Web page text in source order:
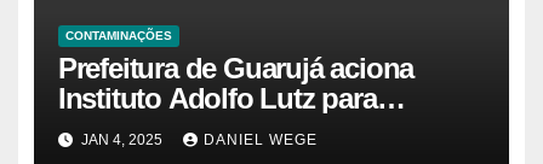
CONTAMINAÇÕES
Prefeitura de Guarujá aciona
Instituto Adolfo Lutz para
identificar causas da virose em
JAN 4, 2025 DANIEL WEGE